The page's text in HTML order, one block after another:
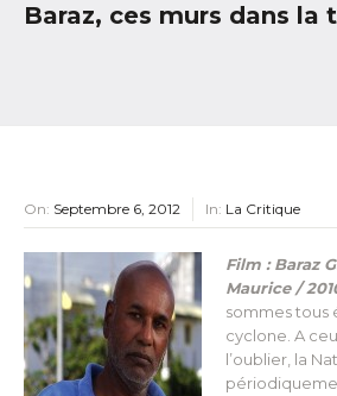
Baraz, ces murs dans la
On: Septembre 6, 2012 In: La Critique
Film : Baraz
Maurice /
sommes tous
cyclone. A
l’oublier, la